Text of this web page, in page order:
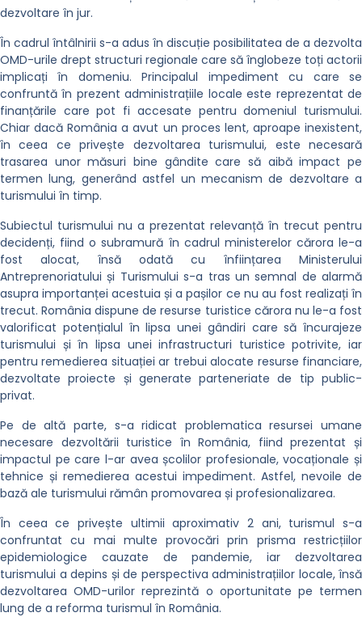
dezvoltare în jur.
În cadrul întâlnirii s-a adus în discuție posibilitatea de a dezvolta
OMD-urile drept structuri regionale care să înglobeze toți actorii
implicați în domeniu. Principalul impediment cu care se
confruntă în prezent administrațiile locale este reprezentat de
finanțările care pot fi accesate pentru domeniul turismului.
Chiar dacă România a avut un proces lent, aproape inexistent,
în ceea ce privește dezvoltarea turismului, este necesară
trasarea unor măsuri bine gândite care să aibă impact pe
termen lung, generând astfel un mecanism de dezvoltare a
turismului în timp.
Subiectul turismului nu a prezentat relevanță în trecut pentru
decidenți, fiind o subramură în cadrul ministerelor cărora le-a
fost alocat, însă odată cu înființarea Ministerului
Antreprenoriatului și Turismului s-a tras un semnal de alarmă
asupra importanței acestuia și a pașilor ce nu au fost realizați în
trecut. România dispune de resurse turistice cărora nu le-a fost
valorificat potențialul în lipsa unei gândiri care să încurajeze
turismului și în lipsa unei infrastructuri turistice potrivite, iar
pentru remedierea situației ar trebui alocate resurse financiare,
dezvoltate proiecte și generate parteneriate de tip public-
privat.
Pe de altă parte, s-a ridicat problematica resursei umane
necesare dezvoltării turistice în România, fiind prezentat și
impactul pe care l-ar avea școlilor profesionale, vocaționale și
tehnice și remedierea acestui impediment. Astfel, nevoile de
bază ale turismului rămân promovarea și profesionalizarea.
În ceea ce privește ultimii aproximativ 2 ani, turismul s-a
confruntat cu mai multe provocări prin prisma restricțiilor
epidemiologice cauzate de pandemie, iar dezvoltarea
turismului a depins și de perspectiva administrațiilor locale, însă
dezvoltarea OMD-urilor reprezintă o oportunitate pe termen
lung de a reforma turismul în România.